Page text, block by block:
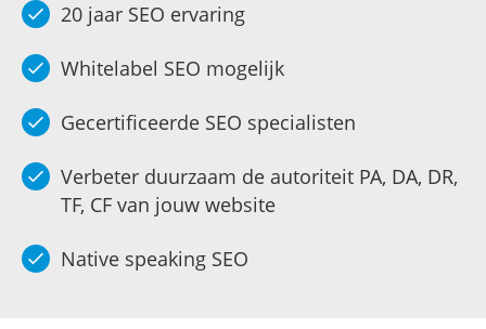
20 jaar SEO ervaring
Whitelabel SEO mogelijk
Gecertificeerde SEO specialisten
Verbeter duurzaam de autoriteit PA, DA, DR,
TF, CF van jouw website
Native speaking SEO